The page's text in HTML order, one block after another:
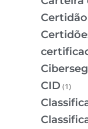
CID (1)